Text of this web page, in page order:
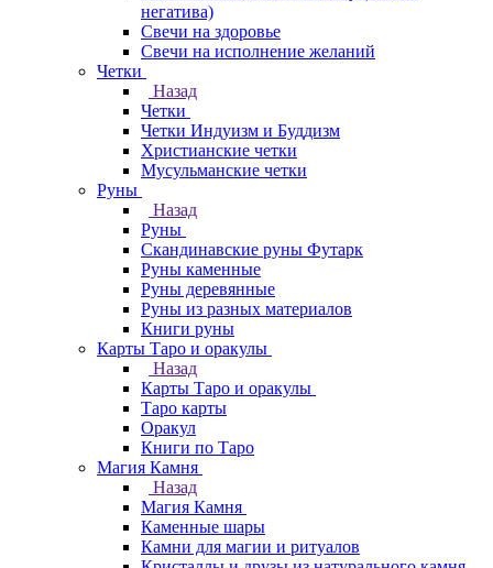
негатива)
Свечи на здоровье
Свечи на исполнение желаний
Четки
Назад
Четки
Четки Индуизм и Буддизм
Христианские четки
Мусульманские четки
Руны
Назад
Руны
Скандинавские руны Футарк
Руны каменные
Руны деревянные
Руны из разных материалов
Книги руны
Карты Таро и оракулы
Назад
Карты Таро и оракулы
Таро карты
Оракул
Книги по Таро
Магия Камня
Назад
Магия Камня
Каменные шары
Камни для магии и ритуалов